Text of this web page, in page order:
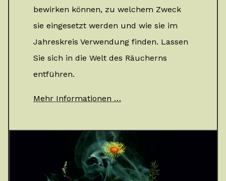
bewirken können, zu welchem Zweck
sie eingesetzt werden und wie sie im
Jahreskreis Verwendung finden. Lassen
Sie sich in die Welt des Räucherns
entführen.
Mehr Informationen …